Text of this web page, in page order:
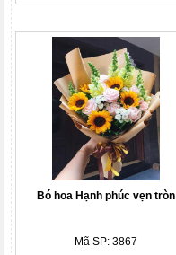
Bó hoa Hạnh phúc vẹn tròn
Mã SP: 3867